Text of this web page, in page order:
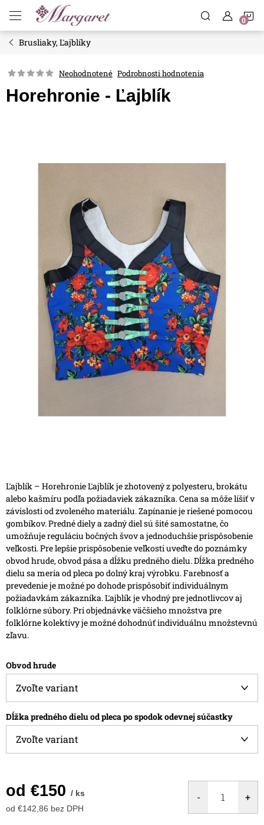
obsah
Brusliaky, Ľajblíky
Neohodnotené Podrobnosti hodnotenia
Horehronie - Ľajblík
Ľajblík – HorehronieĽajblík je zhotovený z polyesteru, brokátu
alebo kašmíru podľa požiadaviek zákazníka. Cena sa môže líšiť v
závislosti od zvoleného materiálu.Zapínanie je riešené pomocou
gombíkov. Predné diely a zadný diel sú šité samostatne, čo
umožňuje reguláciu bočných švov a jednoduchšie prispôsobenie
veľkosti.Pre lepšie prispôsobenie veľkosti uveďte do poznámky
obvod hrude, obvod pása a dĺžku predného dielu. Dĺžka predného
dielu sa meria od pleca po dolný kraj výrobku.Farebnosť a
prevedenie je možné po dohode prispôsobiť individuálnym
požiadavkám zákazníka.Ľajblík je vhodný pre jednotlivcov aj
folklórne súbory. Pri objednávke väčšieho množstva pre
folklórne kolektívy je možné dohodnúť individuálnu množstevnú
zľavu.
Obvod hrude
Dĺžka predného dielu od pleca po spodok odevnej súčastky
od €150 / ks
od €142,86 bez DPH